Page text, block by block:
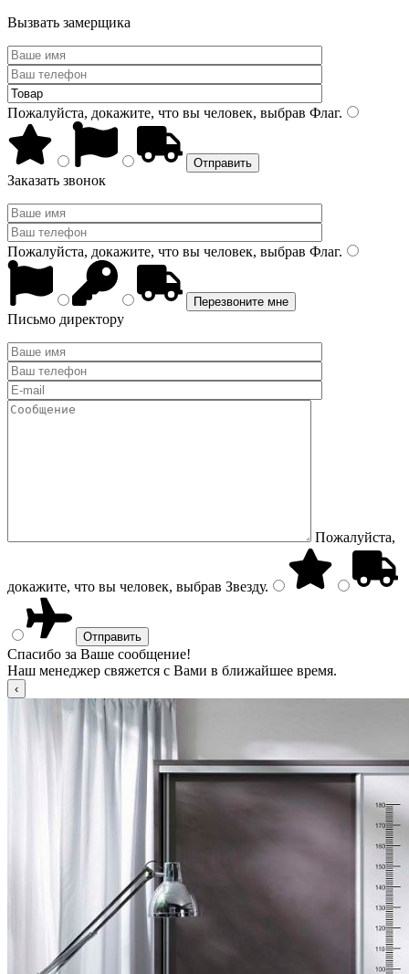
Вызвать замерщика
Пожалуйста, докажите, что вы человек, выбрав Флаг.
Заказать звонок
Пожалуйста, докажите, что вы человек, выбрав Флаг.
Письмо директору
Пожалуйста,
докажите, что вы человек, выбрав Звезду.
Спасибо за Ваше сообщение!
Наш менеджер свяжется с Вами в ближайшее время.